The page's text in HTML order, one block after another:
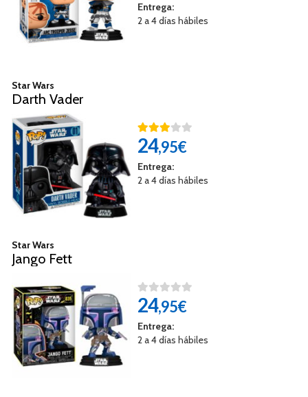
Entrega:
2 a 4 días hábiles
Star Wars
Darth Vader
24,95€
Entrega:
2 a 4 días hábiles
Star Wars
Jango Fett
24,95€
Entrega:
2 a 4 días hábiles